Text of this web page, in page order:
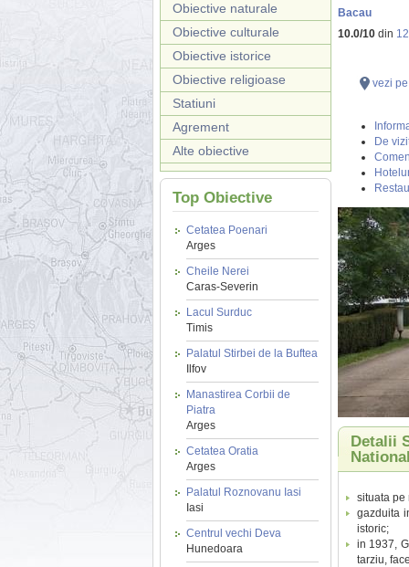
Obiective naturale
Obiective culturale
Obiective istorice
Obiective religioase
Statiuni
Agrement
Alte obiective
Top Obiective
Cetatea Poenari
Arges
Cheile Nerei
Caras-Severin
Lacul Surduc
Timis
Palatul Stirbei de la Buftea
Ilfov
Manastirea Corbii de
Piatra
Arges
Cetatea Oratia
Arges
Palatul Roznovanu Iasi
Iasi
Centrul vechi Deva
Hunedoara
Bacau
10.0/10din 12
vezi
De
Detalii
situata pe
gazduita
istoric;
in 1937,
tarziu,